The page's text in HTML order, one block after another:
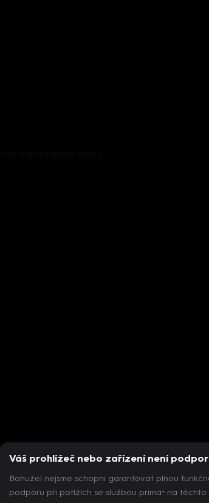
Váš prohlížeč nebo zařízení není
Bohužel nejsme schopni garantovat plnou
podporu při potížích se službou prima+ na těchto